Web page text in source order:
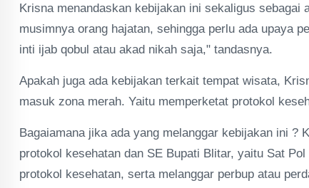
Krisna menandaskan kebijakan ini sekaligus
musimnya orang hajatan, sehingga perlu ada upaya
inti ijab qobul atau akad nikah saja," tandasnya.
Apakah juga ada kebijakan terkait tempat wisata,
masuk zona merah. Yaitu memperketat protokol
Bagaiamana jika ada yang melanggar kebijakan ini ?
protokol kesehatan dan SE Bupati Blitar, yaitu Sat
protokol kesehatan, serta melanggar perbup atau